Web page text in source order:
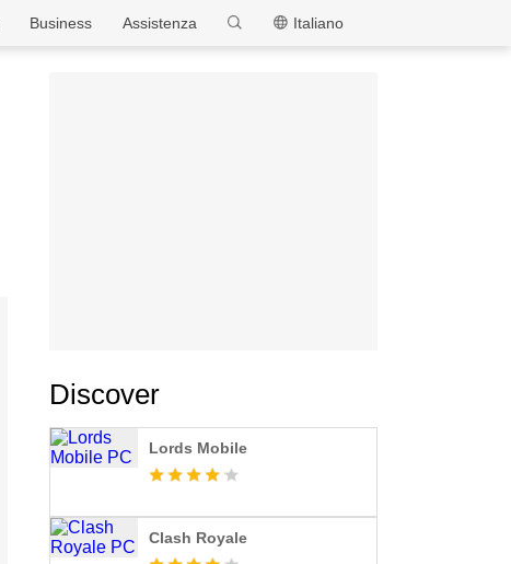
MEmu
Italiano
Assistenza
Business
Discover
Lords Mobile
Clash Royale